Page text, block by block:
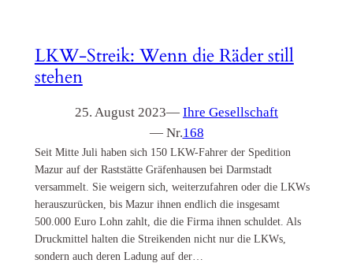
LKW-Streik: Wenn die Räder still
stehen
25. August 2023— Ihre Gesellschaft
— Nr.168
Seit Mitte Juli haben sich 150 LKW-Fahrer der Spedition
Mazur auf der Raststätte Gräfenhausen bei Darmstadt
versammelt. Sie weigern sich, weiterzufahren oder die LKWs
herauszurücken, bis Mazur ihnen endlich die insgesamt
500.000 Euro Lohn zahlt, die die Firma ihnen schuldet. Als
Druckmittel halten die Streikenden nicht nur die LKWs,
sondern auch deren Ladung auf der…